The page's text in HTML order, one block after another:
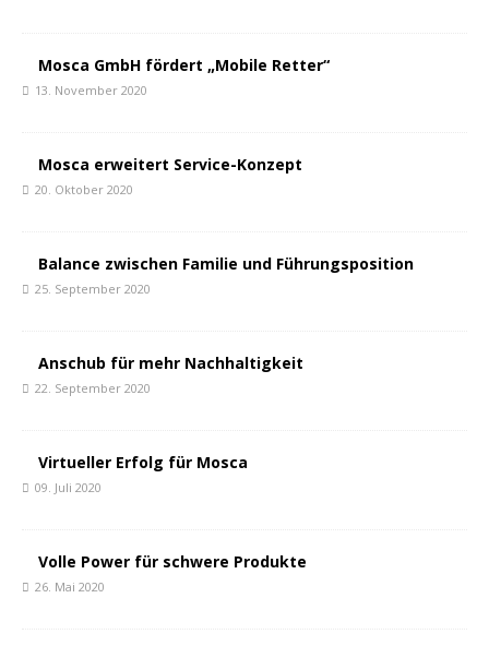
Mosca GmbH fördert „Mobile Retter“
13. November 2020
Mosca erweitert Service-Konzept
20. Oktober 2020
Balance zwischen Familie und Führungsposition
25. September 2020
Anschub für mehr Nachhaltigkeit
22. September 2020
Virtueller Erfolg für Mosca
09. Juli 2020
Volle Power für schwere Produkte
26. Mai 2020